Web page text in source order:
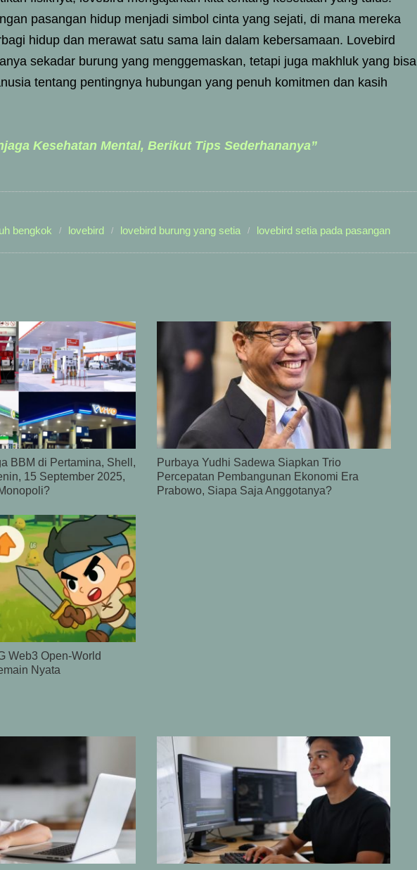
pasangan hidup menjadi simbol cinta yang sejati, di mana mereka
hidup dan merawat satu sama lain dalam kebersamaan. Lovebird
sekadar burung yang menggemaskan, tetapi juga makhluk yang bisa
tentang pentingnya hubungan yang penuh komitmen dan kasih
Kesehatan Mental, Berikut Tips Sederhananya”
bengkok lovebird lovebird burung yang setia lovebird setia pada pasangan
BBM di Pertamina, Shell,
15 September 2025,
Purbaya Yudhi Sadewa Siapkan Trio
Percepatan Pembangunan Ekonomi Era
Prabowo, Siapa Saja Anggotanya?
Web3 Open-World
Nyata